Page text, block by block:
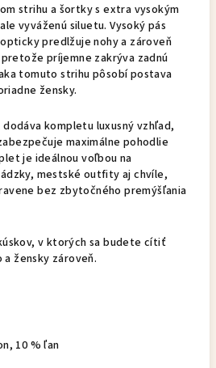
strihu a šortky s extra vysokým
vyváženú siluetu. Vysoký pás
predlžuje nohy a zároveň
príjemne zakrýva zadnú
tomuto strihu pôsobí postava
žensky.
kompletu luxusný vzhľad,
maximálne pohodlie
je ideálnou voľbou na
mestské outfity aj chvíle,
bez zbytočného premýšľania
v ktorých sa budete cítiť
žensky zároveň.
10 % ľan